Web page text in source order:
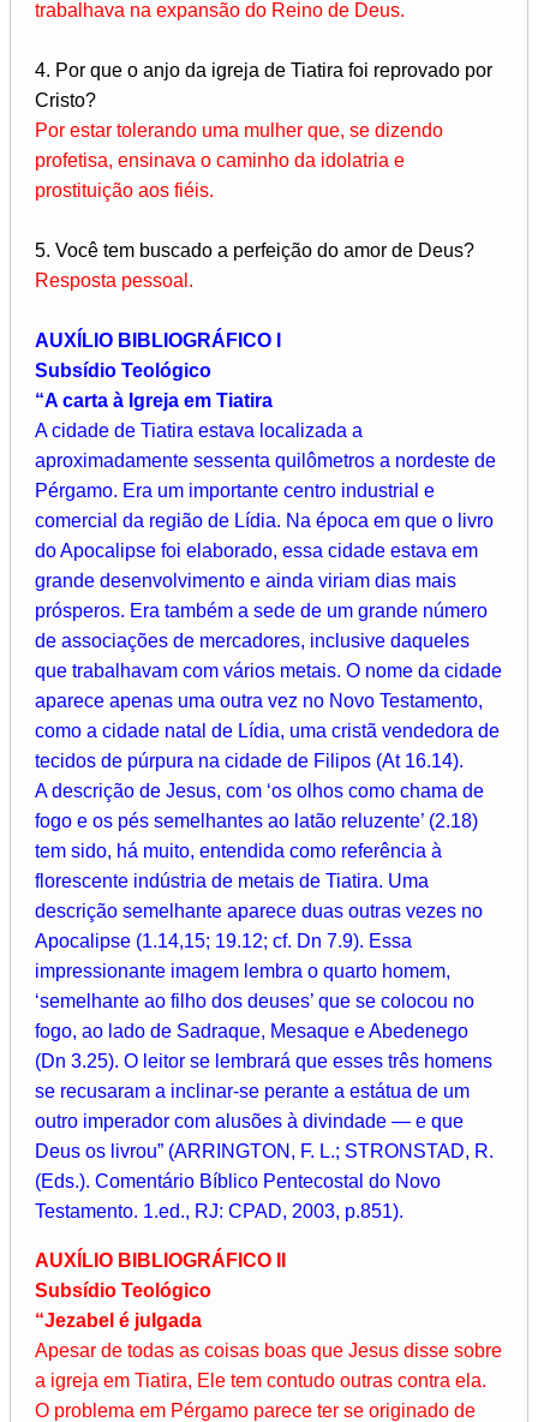
trabalhava na expansão do Reino de Deus.
4. Por que o anjo da igreja de Tiatira foi reprovado por
Cristo?
Por estar tolerando uma mulher que, se dizendo
profetisa, ensinava o caminho da idolatria e
prostituição aos fiéis.
5. Você tem buscado a perfeição do amor de Deus?
Resposta pessoal.
AUXÍLIO BIBLIOGRÁFICO I
Subsídio Teológico
“A carta à Igreja em Tiatira
A cidade de Tiatira estava localizada a
aproximadamente sessenta quilômetros a nordeste de
Pérgamo. Era um importante centro industrial e
comercial da região de Lídia. Na época em que o livro
do Apocalipse foi elaborado, essa cidade estava em
grande desenvolvimento e ainda viriam dias mais
prósperos. Era também a sede de um grande número
de associações de mercadores, inclusive daqueles
que trabalhavam com vários metais. O nome da cidade
aparece apenas uma outra vez no Novo Testamento,
como a cidade natal de Lídia, uma cristã vendedora de
tecidos de púrpura na cidade de Filipos (At 16.14).
A descrição de Jesus, com ‘os olhos como chama de
fogo e os pés semelhantes ao latão reluzente’ (2.18)
tem sido, há muito, entendida como referência à
florescente indústria de metais de Tiatira. Uma
descrição semelhante aparece duas outras vezes no
Apocalipse (1.14,15; 19.12; cf. Dn 7.9). Essa
impressionante imagem lembra o quarto homem,
‘semelhante ao filho dos deuses’ que se colocou no
fogo, ao lado de Sadraque, Mesaque e Abedenego
(Dn 3.25). O leitor se lembrará que esses três homens
se recusaram a inclinar-se perante a estátua de um
outro imperador com alusões à divindade — e que
Deus os livrou” (ARRINGTON, F. L.; STRONSTAD, R.
(Eds.). Comentário Bíblico Pentecostal do Novo
Testamento. 1.ed., RJ: CPAD, 2003, p.851).
AUXÍLIO BIBLIOGRÁFICO II
Subsídio Teológico
“Jezabel é julgada
Apesar de todas as coisas boas que Jesus disse sobre
a igreja em Tiatira, Ele tem contudo outras contra ela.
O problema em Pérgamo parece ter se originado de